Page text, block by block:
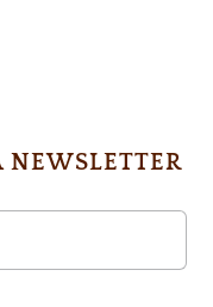
NEWSLETTER